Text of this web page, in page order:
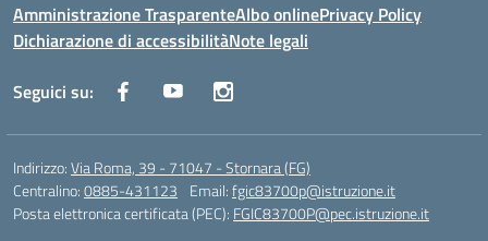
Amministrazione TrasparenteAlbo onlinePrivacy Policy
Dichiarazione di accessibilitàNote legali
Seguici su:
Indirizzo:Via Roma, 39 - 71047 - Stornara (FG)
Centralino:0885-431123 Email:fgic83700p@istruzione.it
Posta elettronica certificata (PEC): FGIC83700P@pec.istruzione.it